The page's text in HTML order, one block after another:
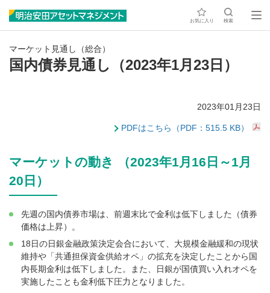
お気に入り 検索
マーケット見通し（総合）
国内債券見通し（2023年1月23日）
2023年01月23日
PDFはこちら（PDF：515.5 KB）
マーケットの動き （2023年1月16日～1月
20日）
先週の国内債券市場は、前週末比で金利は低下しました（債券
価格は上昇）。
18日の日銀金融政策決定会合において、大規模金融緩和の現状
維持や「共通担保資金供給オペ」の拡充を決定したことから国
内長期金利は低下しました。また、日銀が国債買い入れオペを
実施したことも金利低下圧力となりました。